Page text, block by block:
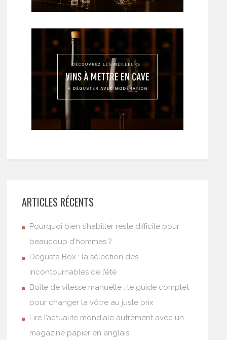
ARTICLES RÉCENTS
Pourquoi bien s’habiller reste difficile pour
beaucoup d’hommes ?
Degusta Box : la sélection des
incontournables de l’été
Boîte de vitesse manuelle : le guide complet
pour changer la vôtre au juste prix
Lire l’actualité mondiale autrement avec un
magazine papier en anglais